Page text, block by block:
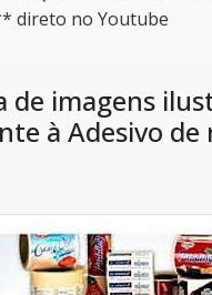
direto no Youtube
de imagens
à Adesivo de